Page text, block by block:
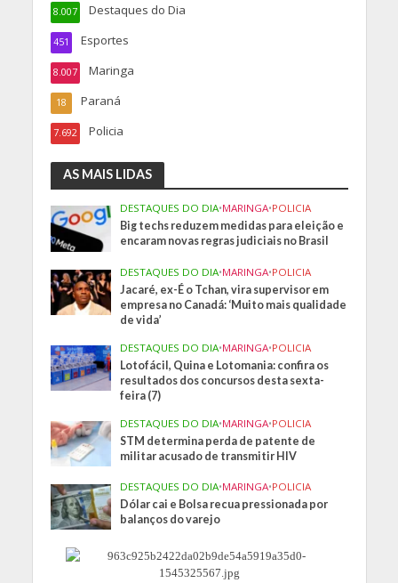
Destaques do Dia
8.007
Esportes
451
Maringa
8.007
Paraná
18
Policia
7.692
AS MAIS LIDAS
DESTAQUES DO DIA•MARINGA•POLICIA
Big techs reduzem medidas para eleição e
encaram novas regras judiciais no Brasil
DESTAQUES DO DIA•MARINGA•POLICIA
Jacaré, ex-É o Tchan, vira supervisor em
empresa no Canadá: ‘Muito mais qualidade
de vida’
DESTAQUES DO DIA•MARINGA•POLICIA
Lotofácil, Quina e Lotomania: confira os
resultados dos concursos desta sexta-
feira (7)
DESTAQUES DO DIA•MARINGA•POLICIA
STM determina perda de patente de
militar acusado de transmitir HIV
DESTAQUES DO DIA•MARINGA•POLICIA
Dólar cai e Bolsa recua pressionada por
balanços do varejo